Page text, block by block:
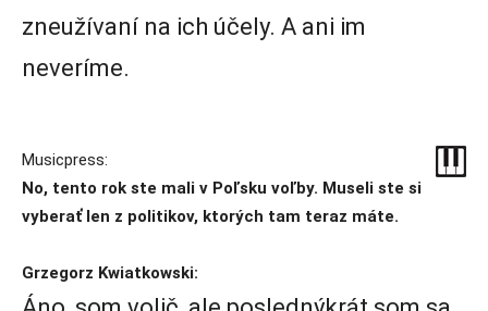
zneužívaní na ich účely. A ani im
neveríme.
Musicpress:
No, tento rok ste mali v Poľsku voľby. Museli ste si
vyberať len z politikov, ktorých tam teraz máte.
Grzegorz Kwiatkowski: